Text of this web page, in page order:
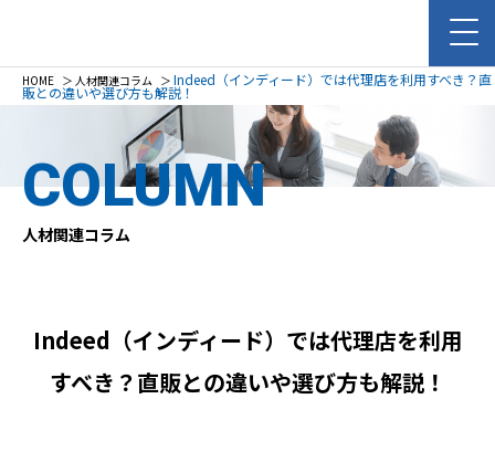
HOME ＞ 人材関連コラム ＞ Indeed（インディード）では代理店を利用すべき？直
販との違いや選び方も解説！
COLUMN
人材関連コラム
Indeed（インディード）では代理店を利用
すべき？直販との違いや選び方も解説！